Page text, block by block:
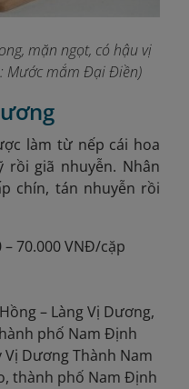
mặn ngọt, có hậu vị
Mước mắm Đại Điền)
làm từ nếp cái hoa
rồi giã nhuyễn. Nhân
chín, tán nhuyễn rồi
– 70.000 VNĐ/cặp
– Làng Vị Dương,
phố Nam Định
Dương Thành Nam
thành phố Nam Định